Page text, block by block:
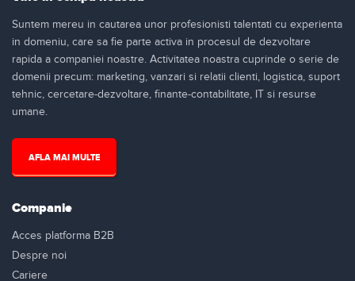
Suntem mereu in cautarea unor profesionisti talentati cu experienta
in domeniu, care sa fie parte activa in procesul de dezvoltare
rapida a companiei noastre. Activitatea noastra cuprinde o serie de
domenii precum: marketing, vanzari si relatii clienti, logistica, suport
tehnic, cercetare-dezvoltare, finante-contabilitate, IT si resurse
umane.
AFLA MAI MULTE
Companie
Acces platforma B2B
Despre noi
Cariere